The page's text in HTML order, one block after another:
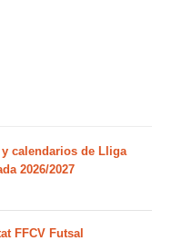
calendarios de Lliga
2026/2027
FFCV Futsal